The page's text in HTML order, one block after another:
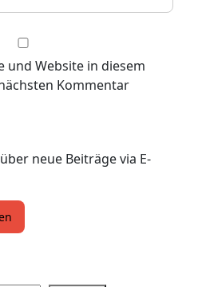
und Website in diesem
Kommentar
neue Beiträge via E-